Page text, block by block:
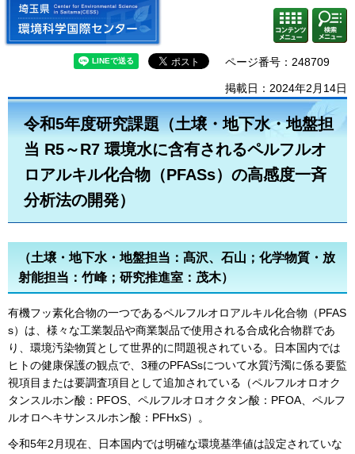
埼玉県 環境科学国際センター
コンテ
ンツメ
ニュー
検索・
共通メ
ニュー
ページ番号：248709
掲載日：2024年2月14日
令和5年度研究課題（土壌・地下水・地盤担
当 R5～R7 環境水に含有されるペルフルオ
ロアルキル化合物（PFASs）の高感度一斉
分析法の開発）
（土壌・地下水・地盤担当：髙沢、石山；化学物質・放
射能担当：竹峰；研究推進室：茂木）
有機フッ素化合物の一つであるペルフルオロアルキル化合物（PFAS
s）は、様々な工業製品や商業製品で使用される合成化合物群であ
り、環境汚染物質として世界的に問題視されている。日本国内では
ヒトの健康保護の観点で、3種のPFASsについて水質汚濁に係る要監
視項目または要調査項目として追加されている（ペルフルオロオク
タンスルホン酸：PFOS、ペルフルオロオクタン酸：PFOA、ペルフ
ルオロヘキサンスルホン酸：PFHxS）。
令和5年2月現在、日本国内では明確な環境基準値は設定されていな